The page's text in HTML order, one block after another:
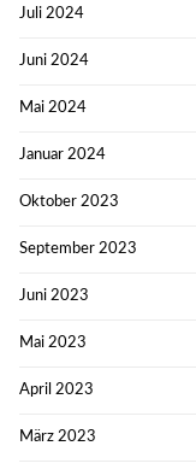
Juli 2024
Juni 2024
Mai 2024
Januar 2024
Oktober 2023
September 2023
Juni 2023
Mai 2023
April 2023
März 2023